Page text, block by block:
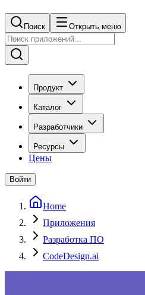
Поиск Открыть меню
Продукт
Каталог
Разработчики
Ресурсы
Цены
Войти
Home
Приложения
Разработка ПО
CodeDesign.ai